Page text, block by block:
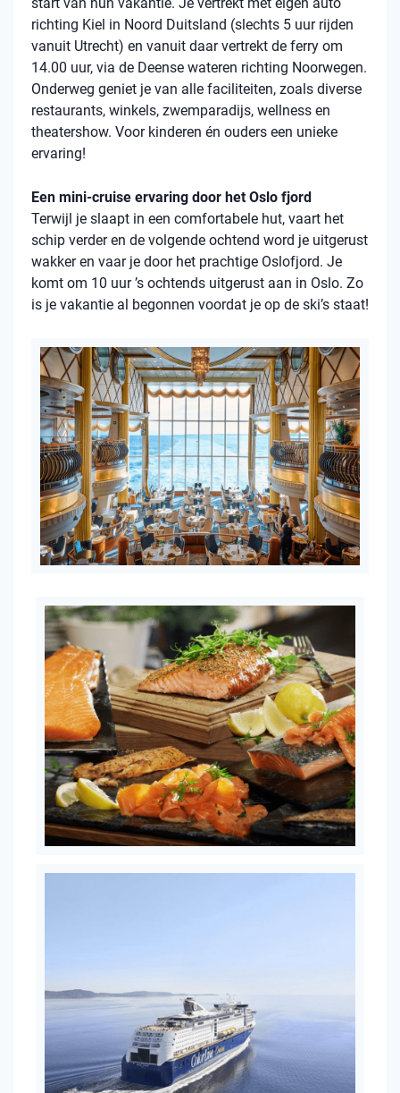
richting Kiel in Noord Duitsland (slechts 5 uur rijden
vanuit Utrecht) en vanuit daar vertrekt de ferry om
14.00 uur, via de Deense wateren richting Noorwegen.
Onderweg geniet je van alle faciliteiten, zoals diverse
restaurants, winkels, zwemparadijs, wellness en
theatershow. Voor kinderen én ouders een unieke
ervaring!
Een mini-cruise ervaring door het Oslo fjord
Terwijl je slaapt in een comfortabele hut, vaart het
schip verder en de volgende ochtend word je uitgerust
wakker en vaar je door het prachtige Oslofjord. Je
komt om 10 uur ’s ochtends uitgerust aan in Oslo. Zo
is je vakantie al begonnen voordat je op de ski’s staat!